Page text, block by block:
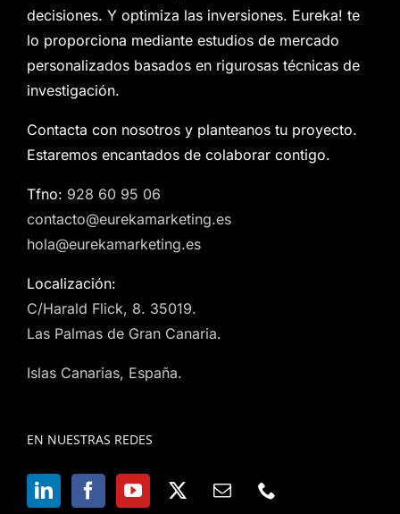
decisiones. Y optimiza las inversiones. Eureka! te
lo proporciona mediante estudios de mercado
personalizados basados en rigurosas técnicas de
investigación.
Contacta con nosotros y planteanos tu proyecto.
Estaremos encantados de colaborar contigo.
Tfno: 928 60 95 06
contacto@eurekamarketing.es
hola@eurekamarketing.es
Localización:
C/Harald Flick, 8. 35019.
Las Palmas de Gran Canaria.
Islas Canarias, España.
EN NUESTRAS REDES